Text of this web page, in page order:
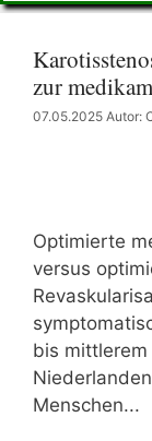
zur
07.05.2025 Autor:
Optimierte
versus
bis mittlerem
Menschen...